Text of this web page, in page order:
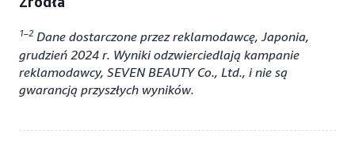
1–2 Dane dostarczone przez reklamodawcę, Japonia,
grudzień 2024 r. Wyniki odzwierciedlają kampanie
reklamodawcy, SEVEN BEAUTY Co., Ltd., i nie są
gwarancją przyszłych wyników.